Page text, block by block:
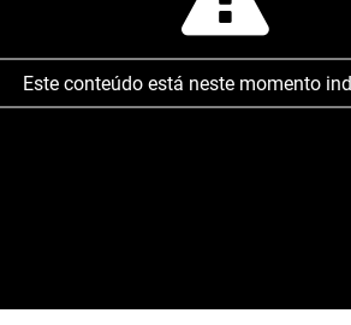
Este conteúdo está neste momento